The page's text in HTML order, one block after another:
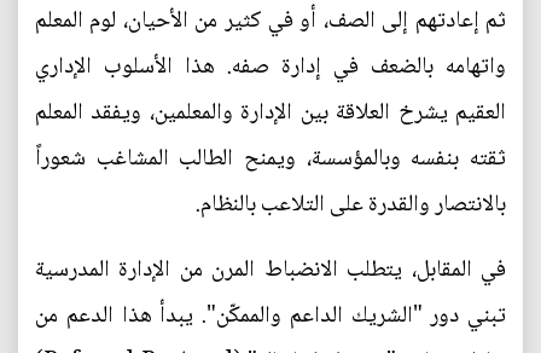
ثم إعادتهم إلى الصف، أو في كثير من الأحيان، لوم المعلم
واتهامه بالضعف في إدارة صفه. هذا الأسلوب الإداري
العقيم يشرخ العلاقة بين الإدارة والمعلمين، ويفقد المعلم
ثقته بنفسه وبالمؤسسة، ويمنح الطالب المشاغب شعوراً
بالانتصار والقدرة على التلاعب بالنظام.
في المقابل، يتطلب الانضباط المرن من الإدارة المدرسية
تبني دور "الشريك الداعم والممكّن". يبدأ هذا الدعم من